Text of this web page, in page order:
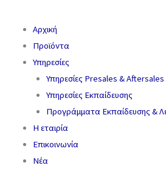
Αρχική
Προϊόντα
Υπηρεσίες
Υπηρεσίες Presales & Aftersales
Υπηρεσίες Εκπαίδευσης
Προγράμματα Εκπαίδευσης &
Η εταιρία
Επικοινωνία
Νέα